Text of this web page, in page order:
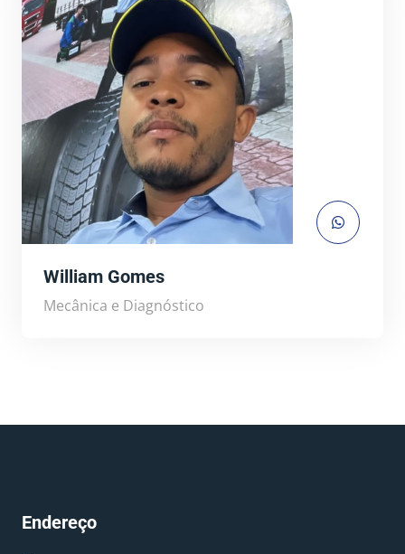
William Gomes
Mecânica e Diagnóstico
Endereço